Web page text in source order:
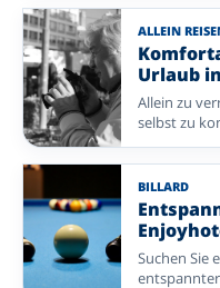
Wälder,
oder lassen
welche
finden Sie
Natur zu
ALLEIN
Urlaub
Allein zu
selbst zu
den
herzliche
Entdecken
Sie einen
eigenen
BILLARD
Suchen Sie